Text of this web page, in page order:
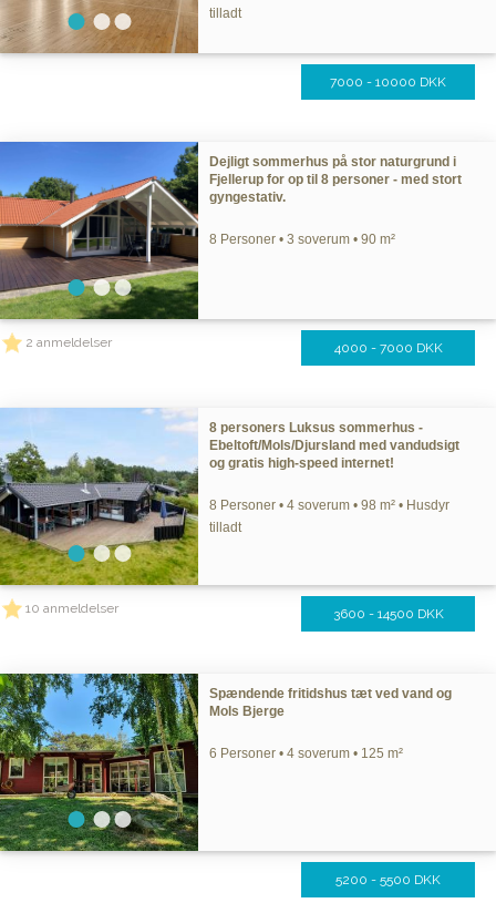
tilladt
7000 - 10000 DKK
Dejligt sommerhus på stor naturgrund i
Fjellerup for op til 8 personer - med stort
gyngestativ.
8 Personer • 3 soverum • 90 m²
2 anmeldelser 4000 - 7000 DKK
8 personers Luksus sommerhus -
Ebeltoft/Mols/Djursland med vandudsigt
og gratis high-speed internet!
8 Personer • 4 soverum • 98 m² • Husdyr
tilladt
10 anmeldelser 3600 - 14500 DKK
Spændende fritidshus tæt ved vand og
Mols Bjerge
6 Personer • 4 soverum • 125 m²
5200 - 5500 DKK